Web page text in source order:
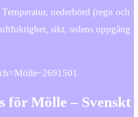
nederbörd (regn och
sikt, solens uppgång
för Mölle – Svenskt